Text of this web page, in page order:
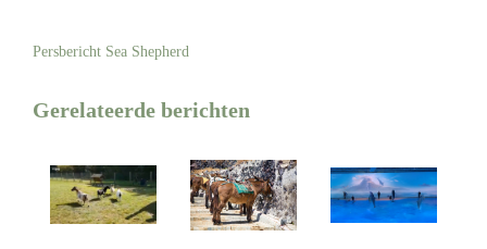
Persbericht Sea Shepherd
Gerelateerde berichten